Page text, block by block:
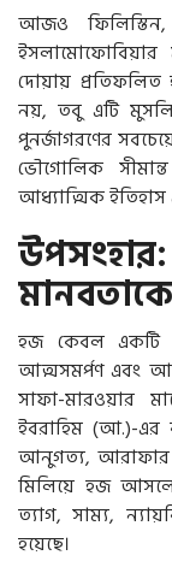
আজও
দোয়ায়
নয়, তবু এটি
পুনর্জাগরণের
ভৌগোলিক
আধ্যাত্মিক
হজ কেবল একটি
আত্মসমর্পণ এবং
সাফা-মারওয়ার
ইবরাহিম (আ.)-এর
আনুগত্য, আরাফার
মিলিয়ে হজ আসলে
ত্যাগ, সাম্য,
হয়েছে।